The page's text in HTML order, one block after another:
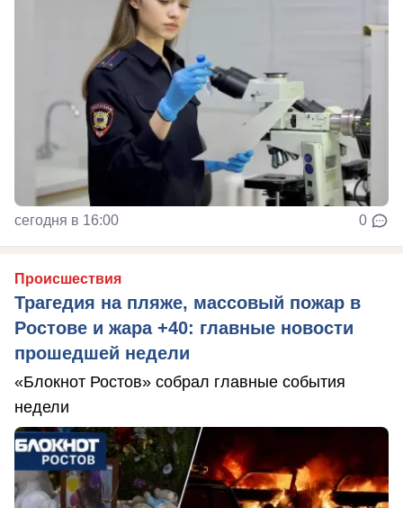
сегодня в 16:00 0
Происшествия
Трагедия на пляже, массовый пожар в
Ростове и жара +40: главные новости
прошедшей недели
«Блокнот Ростов» собрал главные события
недели